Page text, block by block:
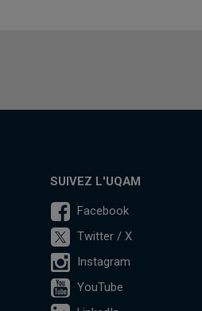
SUIVEZ L'UQAM
Facebook
Twitter / X
Instagram
YouTube